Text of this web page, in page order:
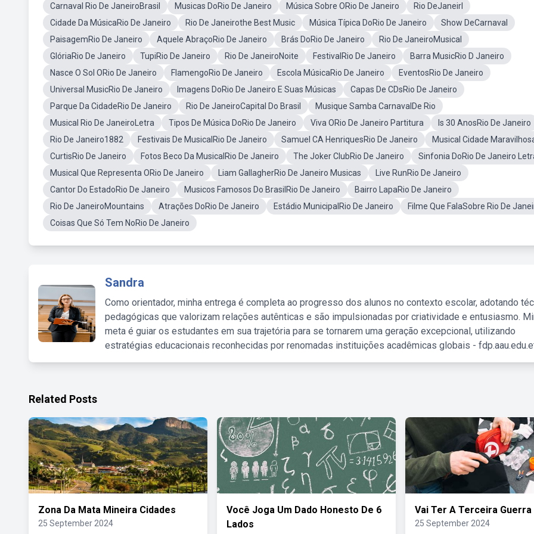
Carnaval Rio De JaneiroBrasil Musicas DoRio De Janeiro Música Sobre ORio De Janeiro
Rio DeJaneirl
Cidade Da MúsicaRio De Janeiro
Rio De Janeirothe Best Music Música Típica DoRio De Janeiro
Show DeCarnaval
PaisagemRio De Janeiro
Aquele AbraçoRio De Janeiro Brás DoRio De Janeiro
Rio De JaneiroMusical
GlóriaRio De Janeiro
TupiRio De Janeiro Rio De JaneiroNoite FestivalRio De Janeiro
Barra MusicRio D Janeiro
Nasce O Sol ORio De Janeiro
FlamengoRio De Janeiro Escola MúsicaRio De Janeiro
EventosRio De Janeiro
Universal MusicRio De Janeiro
Imagens DoRio De Janeiro E Suas Músicas
Capas De CDsRio De Janeiro
Parque Da CidadeRio De Janeiro
Rio De JaneiroCapital Do Brasil
Musique Samba CarnavalDe Rio
Musical Rio De JaneiroLetra
Tipos De Música DoRio De Janeiro Viva ORio De Janeiro Partitura
Is 30 AnosRio De Janeiro
Rio De Janeiro1882
Festivais De MusicalRio De Janeiro Samuel CA HenriquesRio De Janeiro
Musical Cidade
CurtisRio De Janeiro
Fotos Beco Da MusicalRio De Janeiro The Joker ClubRio De Janeiro
Sinfonia DoRio De Janeiro
Musical Que Representa ORio De Janeiro
Liam GallagherRio De Janeiro Musicas
Live RunRio De Janeiro
Cantor Do EstadoRio De Janeiro
Musicos Famosos Do BrasilRio De Janeiro
Bairro LapaRio De Janeiro
Rio De JaneiroMountains
Atrações DoRio De Janeiro Estádio MunicipalRio De Janeiro
Filme Que FalaSobre Rio De
Coisas Que Só Tem NoRio De Janeiro
Sandra
Como orientador, minha entrega é completa ao progresso dos alunos no contexto escolar, adotando
pedagógicas que valorizam relações autênticas e são impulsionadas por criatividade e entusiasmo.
meta é guiar os estudantes em sua trajetória para se tornarem uma geração excepcional, utilizando
estratégias educacionais reconhecidas por renomadas instituições acadêmicas globais -
Related Posts
Zona Da Mata Mineira Cidades
25 September 2024
Você Joga Um Dado Honesto De 6
Lados
Vai Ter A Terceira Guerra
25 September 2024